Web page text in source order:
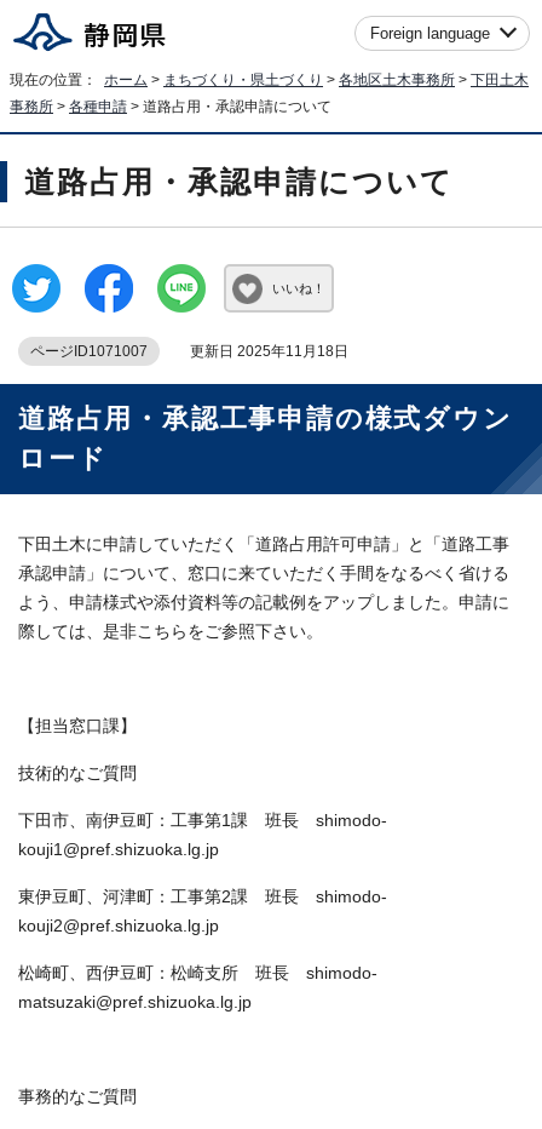
Foreign language
現在の位置： ホーム > まちづくり・県土づくり > 各地区土木事務所 > 下田土木
事務所 > 各種申請 > 道路占用・承認申請について
道路占用・承認申請について
いいね！
ページID1071007 更新日 2025年11月18日
道路占用・承認工事申請の様式ダウン
ロード
下田土木に申請していただく「道路占用許可申請」と「道路工事
承認申請」について、窓口に来ていただく手間をなるべく省ける
よう、申請様式や添付資料等の記載例をアップしました。申請に
際しては、是非こちらをご参照下さい。
【担当窓口課】
技術的なご質問
下田市、南伊豆町：工事第1課 班長 shimodo-
kouji1@pref.shizuoka.lg.jp
東伊豆町、河津町：工事第2課 班長 shimodo-
kouji2@pref.shizuoka.lg.jp
松崎町、西伊豆町：松崎支所 班長 shimodo-
matsuzaki@pref.shizuoka.lg.jp
事務的なご質問